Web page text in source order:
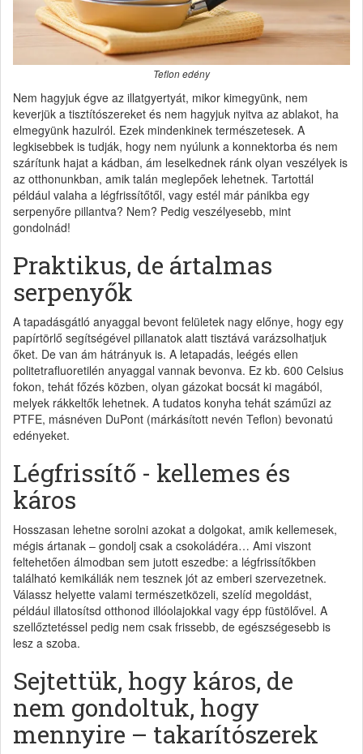
Teflon edény
Nem hagyjuk égve az illatgyertyát, mikor kimegyünk, nem
keverjük a tisztítószereket és nem hagyjuk nyitva az ablakot, ha
elmegyünk hazulról. Ezek mindenkinek természetesek. A
legkisebbek is tudják, hogy nem nyúlunk a konnektorba és nem
szárítunk hajat a kádban, ám leselkednek ránk olyan veszélyek is
az otthonunkban, amik talán meglepőek lehetnek. Tartottál
például valaha a légfrissítőtől, vagy estél már pánikba egy
serpenyőre pillantva? Nem? Pedig veszélyesebb, mint
gondolnád!
Praktikus, de ártalmas
serpenyők
A tapadásgátló anyaggal bevont felületek nagy előnye, hogy egy
papírtörlő segítségével pillanatok alatt tisztává varázsolhatjuk
őket. De van ám hátrányuk is. A letapadás, leégés ellen
politetrafluoretilén anyaggal vannak bevonva. Ez kb. 600 Celsius
fokon, tehát főzés közben, olyan gázokat bocsát ki magából,
melyek rákkeltők lehetnek. A tudatos konyha tehát száműzi az
PTFE, másnéven DuPont (márkásított nevén Teflon) bevonatú
edényeket.
Légfrissítő - kellemes és
káros
Hosszasan lehetne sorolni azokat a dolgokat, amik kellemesek,
mégis ártanak – gondolj csak a csokoládéra… Ami viszont
feltehetően álmodban sem jutott eszedbe: a légfrissítőkben
található kemikáliák nem tesznek jót az emberi szervezetnek.
Válassz helyette valami természetközeli, szelíd megoldást,
például illatosítsd otthonod illóolajokkal vagy épp füstölővel. A
szellőztetéssel pedig nem csak frissebb, de egészségesebb is
lesz a szoba.
Sejtettük, hogy káros, de
nem gondoltuk, hogy
mennyire – takarítószerek